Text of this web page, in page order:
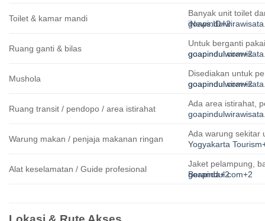
Toilet & kamar mandi
Banyak unit toilet
iNews.ID+2
Ruang ganti & bilas
Untuk berganti
goapindul.com+2
Mushola
Disediakan untuk
goapindul.com+2
Ruang transit / pendopo / area istirahat
Ada area istirahat,
Warung makan / penjaja makanan ringan
Ada warung sekitar
Yogyakarta Tourism
Alat keselamatan / Guide profesional
Jaket pelampung,
goapindul.com+2
Beranda+2